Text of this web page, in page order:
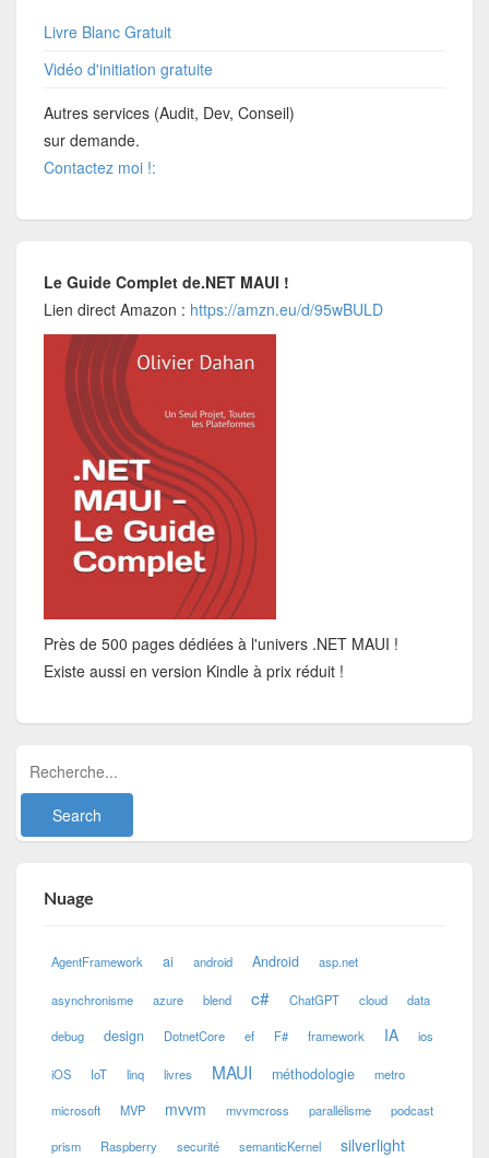
Livre Blanc Gratuit
Vidéo d'initiation gratuite
Autres services (Audit, Dev, Conseil)
sur demande.
Contactez moi !:
Le Guide Complet de.NET MAUI !
Lien direct Amazon : https://amzn.eu/d/95wBULD
Près de 500 pages dédiées à l'univers .NET MAUI !
Existe aussi en version Kindle à prix réduit !
Nuage
AgentFramework ai android Android asp.net
asynchronisme azure blend c# ChatGPT cloud data
debug design DotnetCore ef F# framework IA ios
iOS IoT linq livres MAUI méthodologie metro
microsoft MVP mvvm mvvmcross parallélisme podcast
prism Raspberry securité semanticKernel silverlight